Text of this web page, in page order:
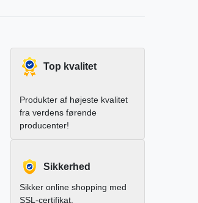
Top kvalitet
Produkter af højeste kvalitet
fra verdens førende
producenter!
Sikkerhed
Sikker online shopping med
SSL-certifikat.